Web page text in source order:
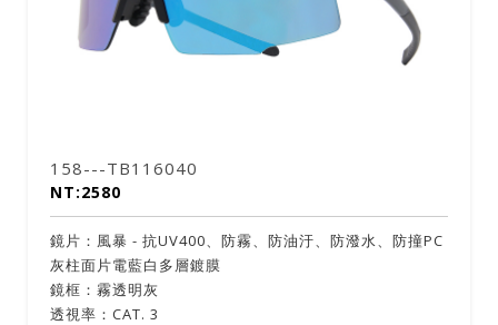
158---TB116040
NT:2580
鏡片：風暴 - 抗UV400、防霧、防油汙、防潑水、防撞PC
灰柱面片電藍白多層鍍膜
鏡框：霧透明灰
透視率：CAT. 3